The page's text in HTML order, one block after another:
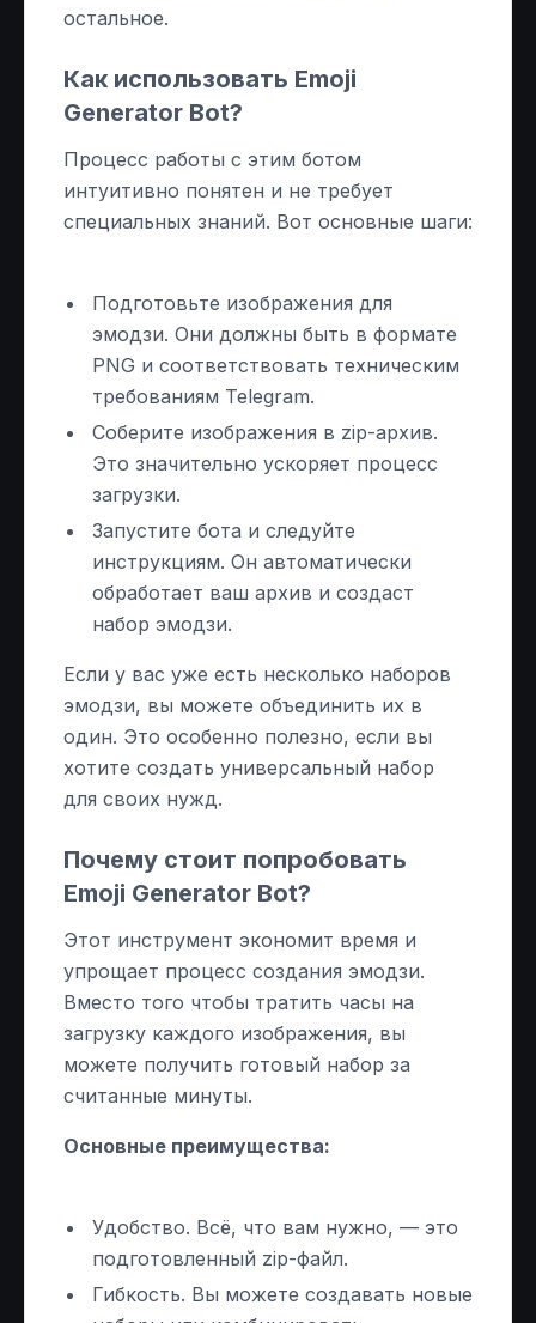
остальное.
Как использовать Emoji
Generator Bot?
Процесс работы с этим ботом
интуитивно понятен и не требует
специальных знаний. Вот основные шаги:
Подготовьте изображения для
эмодзи. Они должны быть в формате
PNG и соответствовать техническим
требованиям Telegram.
Соберите изображения в zip-архив.
Это значительно ускоряет процесс
загрузки.
Запустите бота и следуйте
инструкциям. Он автоматически
обработает ваш архив и создаст
набор эмодзи.
Если у вас уже есть несколько наборов
эмодзи, вы можете объединить их в
один. Это особенно полезно, если вы
хотите создать универсальный набор
для своих нужд.
Почему стоит попробовать
Emoji Generator Bot?
Этот инструмент экономит время и
упрощает процесс создания эмодзи.
Вместо того чтобы тратить часы на
загрузку каждого изображения, вы
можете получить готовый набор за
считанные минуты.
Основные преимущества:
Удобство. Всё, что вам нужно, — это
подготовленный zip-файл.
Гибкость. Вы можете создавать новые